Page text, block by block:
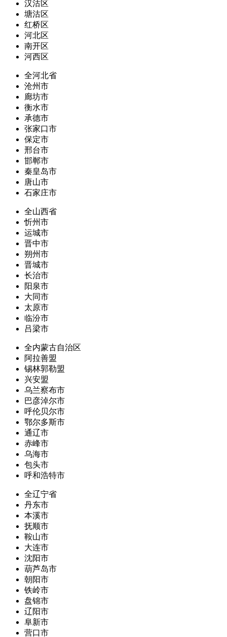
汉沽区
塘沽区
红桥区
河北区
南开区
河西区
全河北省
沧州市
廊坊市
衡水市
承德市
张家口市
保定市
邢台市
邯郸市
秦皇岛市
唐山市
石家庄市
全山西省
忻州市
运城市
晋中市
朔州市
晋城市
长治市
阳泉市
大同市
太原市
临汾市
吕梁市
全内蒙古自治区
阿拉善盟
锡林郭勒盟
兴安盟
乌兰察布市
巴彦淖尔市
呼伦贝尔市
鄂尔多斯市
通辽市
赤峰市
乌海市
包头市
呼和浩特市
全辽宁省
丹东市
本溪市
抚顺市
鞍山市
大连市
沈阳市
葫芦岛市
朝阳市
铁岭市
盘锦市
辽阳市
阜新市
营口市